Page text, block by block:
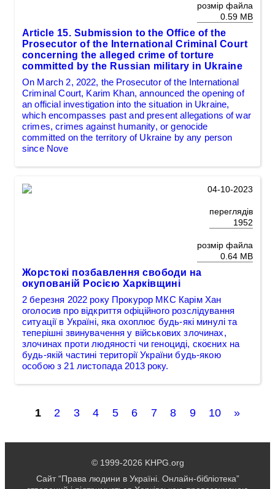
розмір файла
0.59 MB
Article 15. Submission to the Office of the
Prosecutor of the International Criminal Court
concerning the alleged crime of torture
committed by the Russian military in Ukraine
On March 2, 2022, the Prosecutor of the International
Criminal Court, Karim Khan, announced the opening of
an official investigation into the situation in Ukraine,
which encompasses past and present allegations of war
crimes, crimes against humanity, or genocide
committed on the territory of Ukraine by any person
since Nove
04-10-2023
переглядів
1952
розмір файла
0.64 MB
Жорстокі позбавлення свободи на
окупованій Росією Харківщині
2 березня 2022 року Прокурор МКС Карім Хан
оголосив про відкриття офіційного розслідування
ситуації в Україні, яка охоплює будь-які минулі та
теперішні звинувачення у військових злочинах,
злочинах проти людяності чи геноциді, скоєних на
будь-якій частині території України будь-якою
особою з 21 листопада 2013 року.
1 2 3 4 5 6 7 8 9 10 »
© 1999-2026 KHPG.org
Сайт “Права людини в Україні. Онлайн-бібліотека”